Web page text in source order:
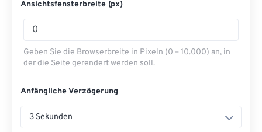
Ansichtsfensterbreite (px)
Geben Sie die Browserbreite in Pixeln (0 – 10.000) an, in
der die Seite gerendert werden soll.
Anfängliche Verzögerung
3 Sekunden